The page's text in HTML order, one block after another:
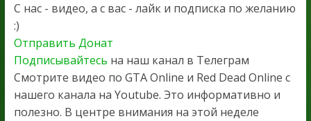
С нас - видео, а с вас - лайк и подписка по желанию
:)
Отправить Донат
Подписывайтесь на наш канал в Телеграм
Смотрите видео по GTA Online и Red Dead Online с
нашего канала на Youtube. Это информативно и
полезно. В центре внимания на этой неделе